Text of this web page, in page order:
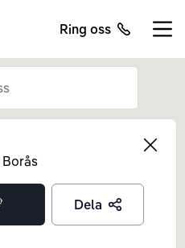
Ring oss
Left
Borås
Dela